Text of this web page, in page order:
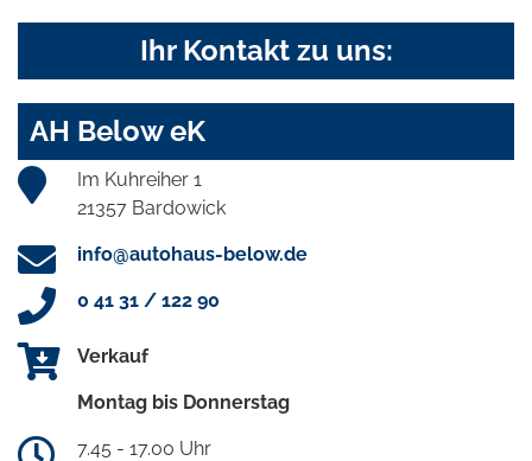
Ihr Kontakt zu uns:
AH Below eK
Im Kuhreiher 1
21357 Bardowick
info@autohaus-below.de
0 41 31 / 122 90
Verkauf
Montag bis Donnerstag
7.45 - 17.00 Uhr